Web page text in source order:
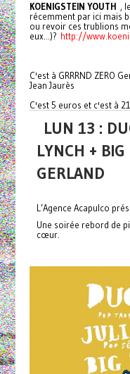
KOENIGSTEIN YOUTH ,
récemment par ici mais
ou revoir ces trublions
eux...)? http://
C'est à GRRRND ZERO
Jean Jaurès
C'est 5 euros et c'est à
LUN 13 :
LYNCH +
GERLAND
L’Agence Acapulco
Une soirée rebord de
cœur.